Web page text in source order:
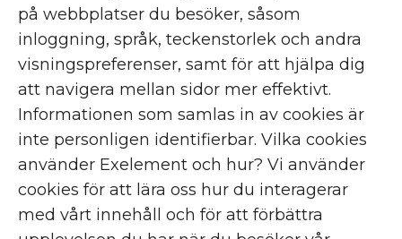
på webbplatser du besöker, såsom
inloggning, språk, teckenstorlek och andra
visningspreferenser, samt för att hjälpa dig
att navigera mellan sidor mer effektivt.
Informationen som samlas in av cookies är
inte personligen identifierbar. Vilka cookies
använder Exelement och hur? Vi använder
cookies för att lära oss hur du interagerar
med vårt innehåll och för att förbättra